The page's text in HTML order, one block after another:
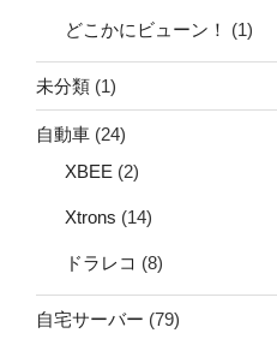
どこかにビューン！ (1)
未分類 (1)
自動車 (24)
XBEE (2)
Xtrons (14)
ドラレコ (8)
自宅サーバー (79)